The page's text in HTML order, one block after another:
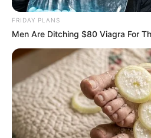
FRIDAY PLANS
Men Are Ditching $80 Viagra For